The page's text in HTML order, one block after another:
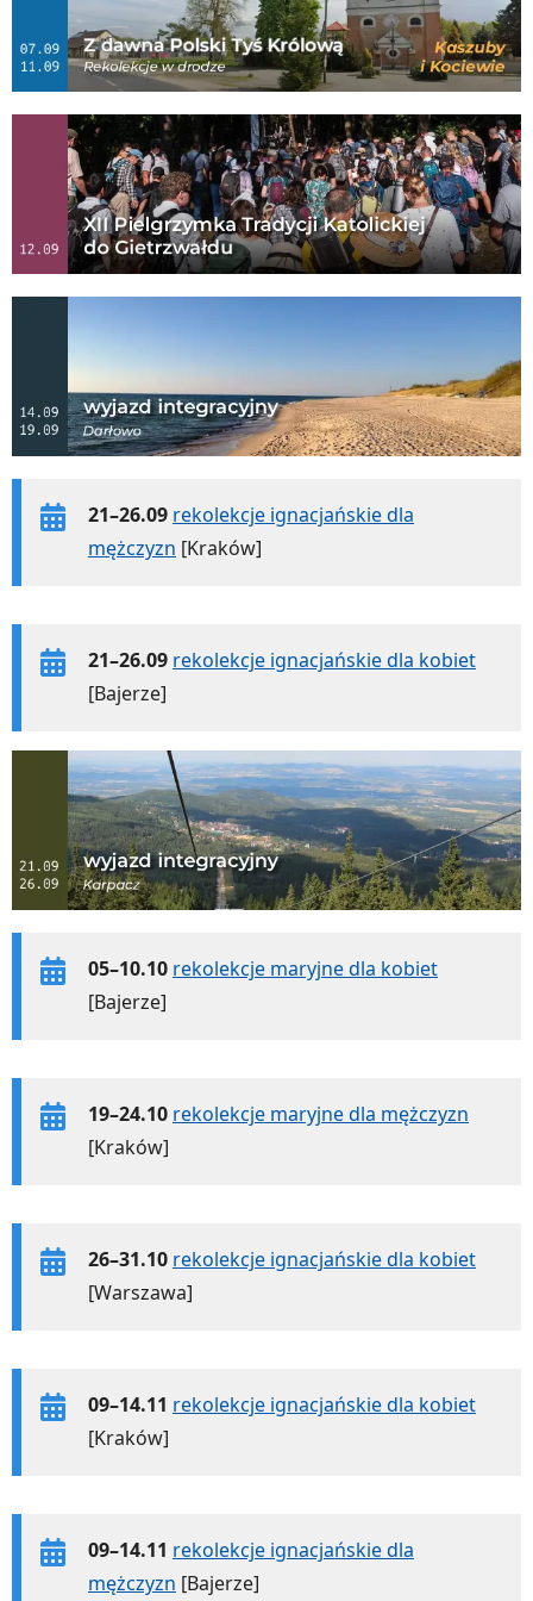
21–26.09 rekolekcje ignacjańskie dla
mężczyzn [Kraków]
21–26.09 rekolekcje ignacjańskie dla kobiet
[Bajerze]
05–10.10 rekolekcje maryjne dla kobiet
[Bajerze]
19–24.10 rekolekcje maryjne dla mężczyzn
[Kraków]
26–31.10 rekolekcje ignacjańskie dla kobiet
[Warszawa]
09–14.11 rekolekcje ignacjańskie dla kobiet
[Kraków]
09–14.11 rekolekcje ignacjańskie dla
mężczyzn [Bajerze]